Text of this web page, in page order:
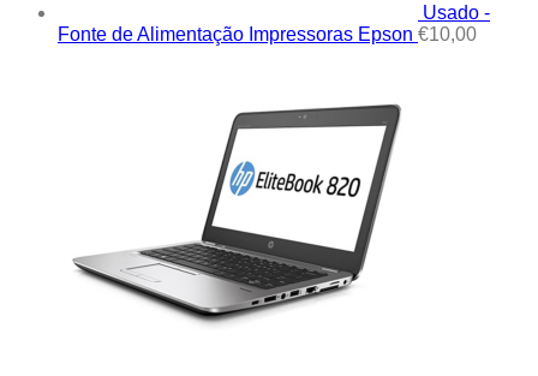
Usado -
Fonte de Alimentação Impressoras Epson €10,00